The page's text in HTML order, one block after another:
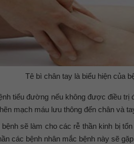
Tê bì chân tay là biểu hiện của
tiểu đường nếu không được điều
mạch máu lưu thông đến chân và
sẽ làm cho các rễ thần kinh bị
các bệnh nhân mắc bệnh này sẽ